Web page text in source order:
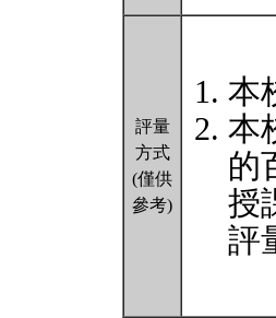
評量
方式
(僅供
參考)
本
本
的
授
評